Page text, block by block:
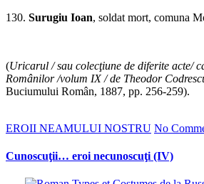
130. Surugiu Ioan, soldat mort, comuna
(Uricarul / sau colecţiune de diferite acte/
Românilor /volum IX / de Theodor
Buciumului Român, 1887, pp. 256-259).
EROII NEAMULUI NOSTRU No
Cunoscuţii… eroi necunoscuţi (IV)